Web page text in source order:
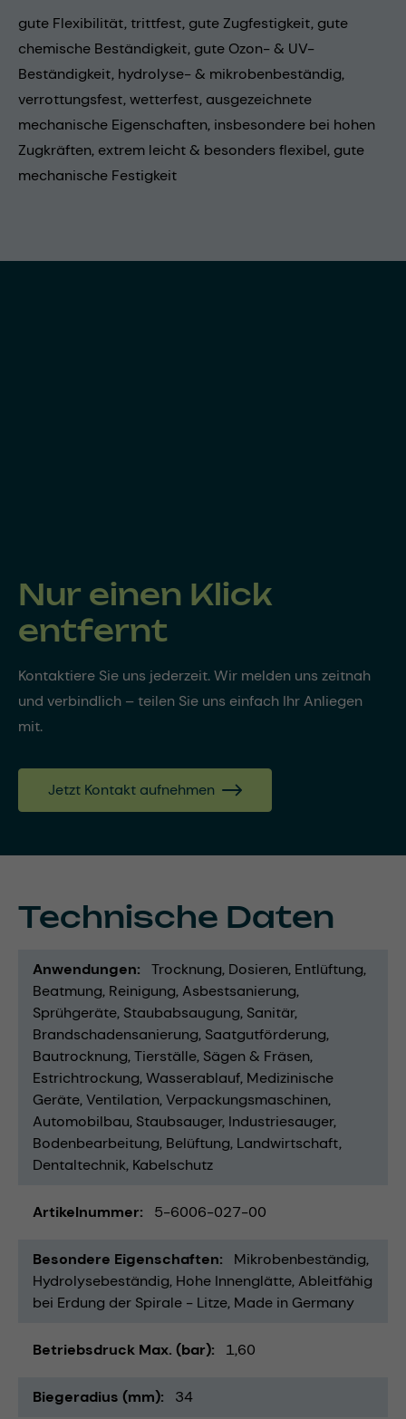
gute Flexibilität, trittfest, gute Zugfestigkeit, gute
chemische Beständigkeit, gute Ozon- & UV-
Beständigkeit, hydrolyse- & mikrobenbeständig,
verrottungsfest, wetterfest, ausgezeichnete
mechanische Eigenschaften, insbesondere bei hohen
Zugkräften, extrem leicht & besonders flexibel, gute
mechanische Festigkeit
Nur einen Klick
entfernt
Kontaktiere Sie uns jederzeit. Wir melden uns zeitnah
und verbindlich – teilen Sie uns einfach Ihr Anliegen
mit.
Jetzt Kontakt aufnehmen
Technische Daten
Anwendungen Trocknung Dosieren Entlüftung
Beatmung Reinigung Asbestsanierung
Sprühgeräte Staubabsaugung Sanitär
Brandschadensanierung Saatgutförderung
Bautrocknung Tierställe Sägen & Fräsen
Estrichtrockung Wasserablauf Medizinische
Geräte Ventilation Verpackungsmaschinen
Automobilbau Staubsauger Industriesauger
Bodenbearbeitung Belüftung Landwirtschaft
Dentaltechnik Kabelschutz
Artikelnummer 5-6006-027-00
Besondere Eigenschaften
Mikrobenbeständig
Hydrolysebeständig Hohe Innenglätte Ableitfähig
bei Erdung der Spirale - Litze Made in Germany
Betriebsdruck Max. (bar) 1,60
Biegeradius (mm) 34